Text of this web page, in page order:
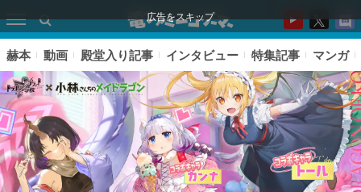
広告をスキップ
赫本 動画 殿堂入り記事 インタビュー 特集記事 マンガ